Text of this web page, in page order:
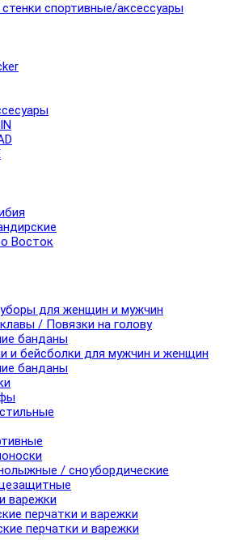
спортивные/аксессуары
Восток
для женщин и мужчин
/ Повязки на голову
банданы
и бейсболки для мужчин и женщин
банданы
/ сноубордические
варежки
перчатки и варежки
перчатки и варежки